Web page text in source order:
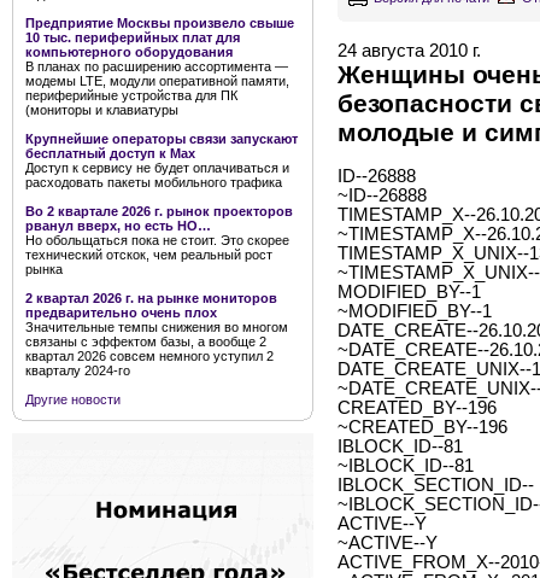
Предприятие Москвы произвело свыше
10 тыс. периферийных плат для
компьютерного оборудования
В планах по расширению ассортимента —
модемы LTE, модули оперативной памяти,
периферийные устройства для ПК
(мониторы и клавиатуры
Крупнейшие операторы связи запускают
бесплатный доступ к Мах
Доступ к сервису не будет оплачиваться и
расходовать пакеты мобильного трафика
Во 2 квартале 2026 г. рынок проекторов
рванул вверх, но есть НО…
Но обольщаться пока не стоит. Это скорее
технический отскок, чем реальный рост
рынка
2 квартал 2026 г. на рынке мониторов
предварительно очень плох
Значительные темпы снижения во многом
связаны с эффектом базы, а вообще 2
квартал 2026 совсем немного уступил 2
кварталу 2024-го
Другие новости
24 августа 2010 г.
Женщины
безопасности
молодые и
ID--26888
~ID--26888
TIMESTAMP_X--
~TIMESTAMP_X--
TIMESTAMP_X_UNIX--
MODIFIED_BY--1
~MODIFIED_BY--1
DATE_CREATE--
~DATE_CREATE--
DATE_CREATE_UNIX--
CREATED_BY--196
~CREATED_BY--196
IBLOCK_ID--81
~IBLOCK_ID--81
IBLOCK_SECTION_ID--
ACTIVE--Y
~ACTIVE--Y
ACTIVE_FROM_X--